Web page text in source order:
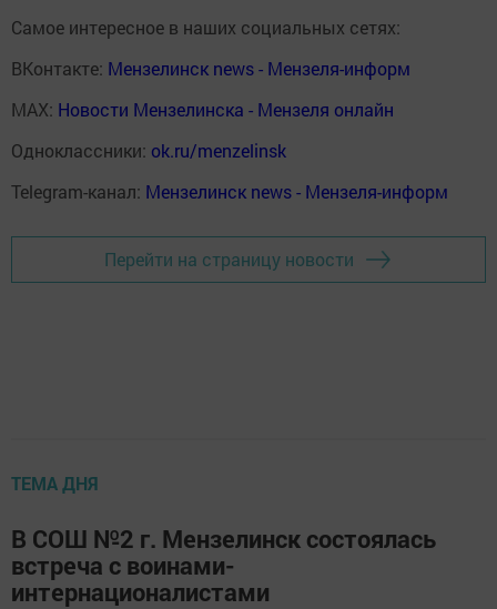
Самое интересное в наших социальных сетях:
ВКонтакте: Мензелинск news - Мензеля-информ
MAX: Новости Мензелинска - Мензеля онлайн
Одноклассники: ok.ru/menzelinsk
Telegram-канал: Мензелинск news - Мензеля-информ
Перейти на страницу новости
ТЕМА ДНЯ
В СОШ №2 г. Мензелинск состоялась
встреча с воинами-
интернационалистами